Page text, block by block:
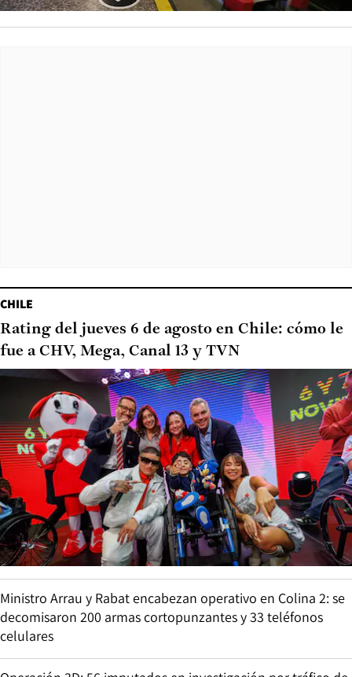
CHILE
Rating del jueves 6 de agosto en Chile: cómo le
fue a CHV, Mega, Canal 13 y TVN
Ministro Arrau y Rabat encabezan operativo en Colina 2: se
decomisaron 200 armas cortopunzantes y 33 teléfonos
celulares